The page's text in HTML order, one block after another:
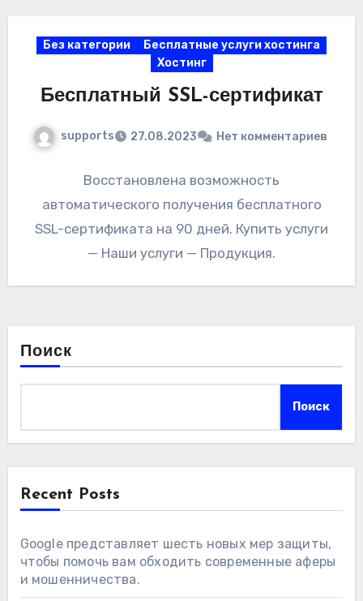
Без категории
Бесплатные услуги хостинга
Хостинг
Бесплатный SSL-сертификат
supports 27.08.2023 Нет комментариев
Восстановлена возможность
автоматического получения бесплатного
SSL-сертификата на 90 дней. Купить услуги
— Наши услуги — Продукция.
Поиск
Поиск
Recent Posts
Google представляет шесть новых мер защиты,
чтобы помочь вам обходить современные аферы
и мошенничества.